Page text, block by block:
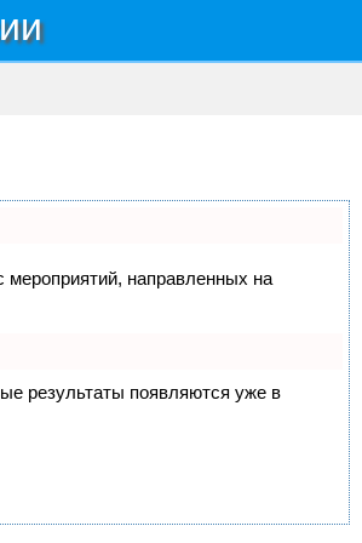
мероприятий, направленных на
результаты появляются уже в